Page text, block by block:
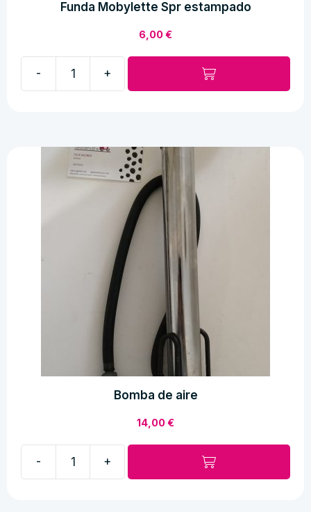
Funda Mobylette Spr estampado
6,00€
-
cantidad
+
Bomba de aire
14,00€
- +